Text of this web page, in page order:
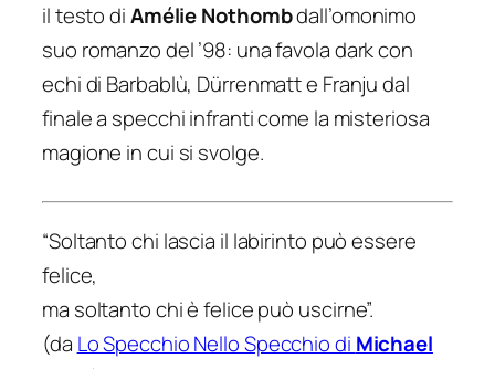
il testo diAmélie Nothombdall’omonimo
suo romanzo del ’98: una favola dark con
echi di Barbablù, Dürrenmatt e Franju dal
finale a specchi infranti come la misteriosa
magione in cui si svolge.
“Soltanto chi lascia il labirinto può essere
felice,
ma soltanto chi è felice può uscirne”.
(da Lo Specchio Nello Specchiodi Michael